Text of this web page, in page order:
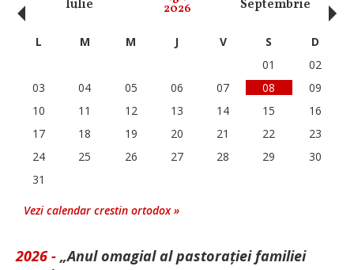
Iulie 2026 Septembrie
‹ L M M J V S
D
01
02
03
04 05 06 07 08
09
10
11 12 13 14 15
16
17
18 19 20 21 22
23
24
25 26 27 28 29
30
31
Vezi calendar crestin ortodox »
2026 - „Anul omagial al pastorației familiei